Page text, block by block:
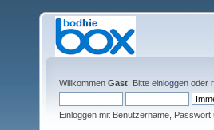
Willkommen Gast . Bitte einloggen oder
Einloggen mit Benutzername, Passwort